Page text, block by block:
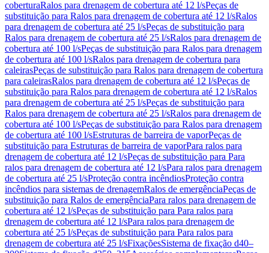
coberturaRalos para drenagem de cobertura até 12 l/sPeças de
substituição para Ralos para drenagem de cobertura até 12 l/sRalos
para drenagem de cobertura até 25 l/sPeças de substituição para
Ralos para drenagem de cobertura até 25 l/sRalos para drenagem de
cobertura até 100 l/sPeças de substituição para Ralos para drenagem
de cobertura até 100 l/sRalos para drenagem de cobertura para
caleirasPeças de substituição para Ralos para drenagem de cobertura
para caleirasRalos para drenagem de cobertura até 12 l/sPeças de
substituição para Ralos para drenagem de cobertura até 12 l/sRalos
para drenagem de cobertura até 25 l/sPeças de substituição para
Ralos para drenagem de cobertura até 25 l/sRalos para drenagem de
cobertura até 100 l/sPeças de substituição para Ralos para drenagem
de cobertura até 100 l/sEstruturas de barreira de vaporPeças de
substituição para Estruturas de barreira de vaporPara ralos para
drenagem de cobertura até 12 l/sPeças de substituição para Para
ralos para drenagem de cobertura até 12 l/sPara ralos para drenagem
de cobertura até 25 l/sProteção contra incêndiosProteção contra
incêndios para sistemas de drenagemRalos de emergênciaPeças de
substituição para Ralos de emergênciaPara ralos para drenagem de
cobertura até 12 l/sPeças de substituição para Para ralos para
drenagem de cobertura até 12 l/sPara ralos para drenagem de
cobertura até 25 l/sPeças de substituição para Para ralos para
drenagem de cobertura até 25 l/sFixaçõesSistema de fixação d40–